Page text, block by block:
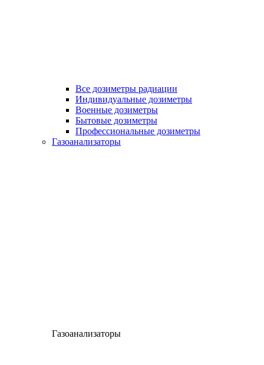
Все дозиметры радиации
Индивидуальные дозиметры
Военные дозиметры
Бытовые дозиметры
Профессиональные дозиметры
Газоанализаторы
Газоанализаторы